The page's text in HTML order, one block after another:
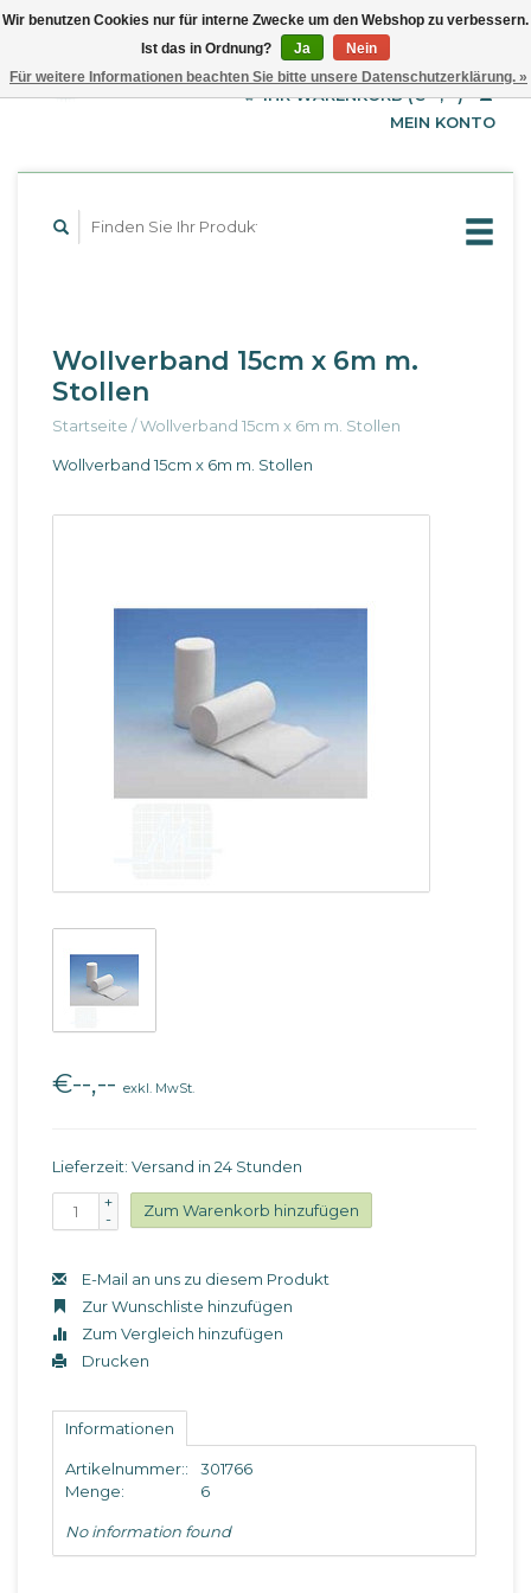
EUR
GBP
USD
English
Français
IHR WARENKORB (€--,--)
MEIN KONTO
Wollverband 15cm x 6m m.
Stollen
Startseite /Wollverband 15cm x 6m m. Stollen
Wollverband 15cm x 6m m. Stollen
€--,-- exkl. MwSt.
Lieferzeit: Versand in 24 Stunden
+
-
Zum Warenkorb hinzufügen
E-Mail an uns zu diesem Produkt
Zur Wunschliste hinzufügen
Zum Vergleich hinzufügen
Drucken
Informationen
Artikelnummer::
301766
Menge:
6
No information found
Wir benutzen Cookies nur für interne Zwecke um den Webshop zu verbessern.
Ist das in Ordnung?
Ja
Nein
Für weitere Informationen beachten Sie bitte unsere Datenschutzerklärung. »